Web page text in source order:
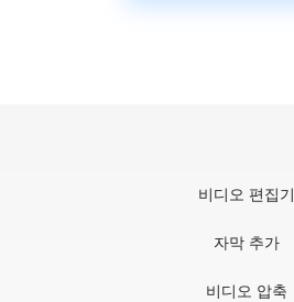
비디오 편집기
자막 추가
비디오 압축